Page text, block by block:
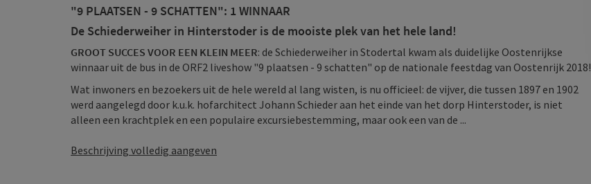
"9 PLAATSEN - 9 SCHATTEN": 1 WINNAAR
De Schiederweiher in Hinterstoder is de mooiste plek van het hele land!
GROOT SUCCES VOOR EEN KLEIN MEER: de Schiederweiher in Stodertal kwam als duidelijke Oostenrijkse
winnaar uit de bus in de ORF2 liveshow "9 plaatsen - 9 schatten" op de nationale feestdag van Oostenrijk 2018!
Wat inwoners en bezoekers uit de hele wereld al lang wisten, is nu officieel: de vijver, die tussen 1897 en 1902
werd aangelegd door k.u.k. hofarchitect Johann Schieder aan het einde van het dorp Hinterstoder, is niet
alleen een krachtplek en een populaire excursiebestemming, maar ook een van de ...
Beschrijving volledig aangeven